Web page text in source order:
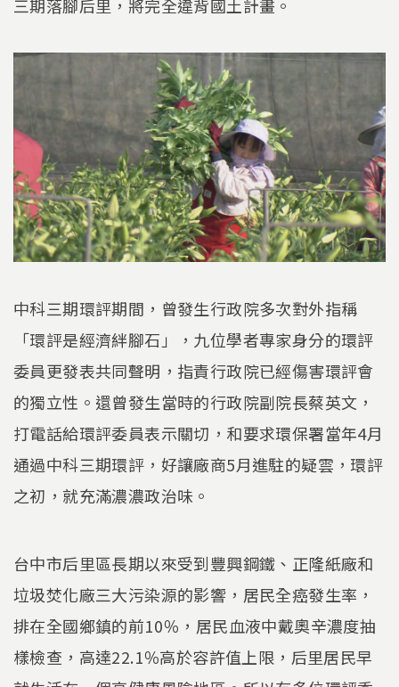
三期落腳后里，將完全違背國土計畫。
中科三期環評期間，曾發生行政院多次對外指稱
「環評是經濟絆腳石」，九位學者專家身分的環評
委員更發表共同聲明，指責行政院已經傷害環評會
的獨立性。還曾發生當時的行政院副院長蔡英文，
打電話給環評委員表示關切，和要求環保署當年4月
通過中科三期環評，好讓廠商5月進駐的疑雲，環評
之初，就充滿濃濃政治味。
台中市后里區長期以來受到豐興鋼鐵、正隆紙廠和
垃圾焚化廠三大污染源的影響，居民全癌發生率，
排在全國鄉鎮的前10％，居民血液中戴奧辛濃度抽
樣檢查，高達22.1％高於容許值上限，后里居民早